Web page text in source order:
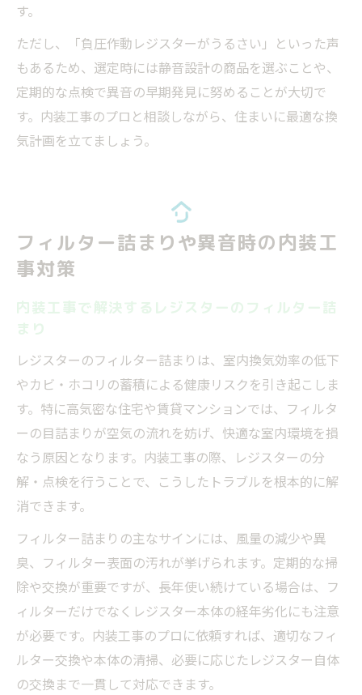
す。
ただし、「負圧作動レジスターがうるさい」といった声
もあるため、選定時には静音設計の商品を選ぶことや、
定期的な点検で異音の早期発見に努めることが大切で
す。内装工事のプロと相談しながら、住まいに最適な換
気計画を立てましょう。
フィルター詰まりや異音時の内装工
事対策
内装工事で解決するレジスターのフィルター詰
まり
レジスターのフィルター詰まりは、室内換気効率の低下
やカビ・ホコリの蓄積による健康リスクを引き起こしま
す。特に高気密な住宅や賃貸マンションでは、フィルタ
ーの目詰まりが空気の流れを妨げ、快適な室内環境を損
なう原因となります。内装工事の際、レジスターの分
解・点検を行うことで、こうしたトラブルを根本的に解
消できます。
フィルター詰まりの主なサインには、風量の減少や異
臭、フィルター表面の汚れが挙げられます。定期的な掃
除や交換が重要ですが、長年使い続けている場合は、フ
ィルターだけでなくレジスター本体の経年劣化にも注意
が必要です。内装工事のプロに依頼すれば、適切なフィ
ルター交換や本体の清掃、必要に応じたレジスター自体
の交換まで一貫して対応できます。